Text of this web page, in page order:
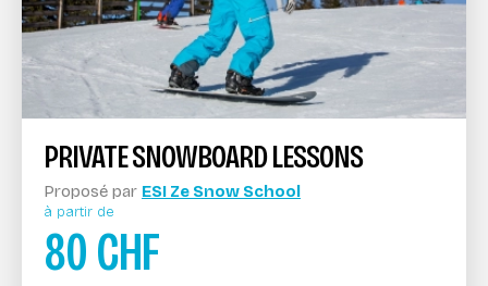
PRIVATE SNOWBOARD LESSONS
Proposé par ESI Ze Snow School
à partir de
80CHF